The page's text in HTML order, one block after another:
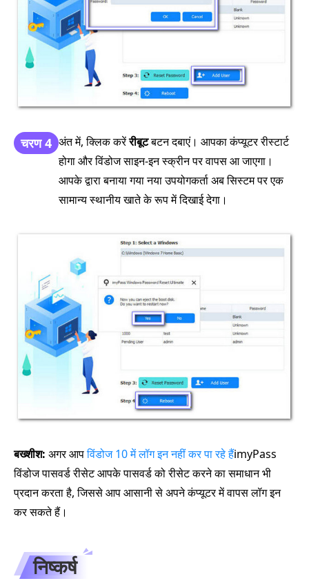
चरण 4 अंत में, क्लिक करेंरीबूटबटन दबाएं। आपका कंप्यूटर रीस्टार्ट
होगा और विंडोज साइन-इन स्क्रीन पर वापस आ जाएगा।
आपके द्वारा बनाया गया नया उपयोगकर्ता अब सिस्टम पर एक
सामान्य स्थानीय खाते के रूप में दिखाई देगा।
बख्शीश: अगर आपविंडोज 10 में लॉग इन नहीं कर पा रहे हैंimyPass
विंडोज पासवर्ड रीसेट आपके पासवर्ड को रीसेट करने का समाधान भी
प्रदान करता है, जिससे आप आसानी से अपने कंप्यूटर में वापस लॉग इन
कर सकते हैं।
निष्कर्ष